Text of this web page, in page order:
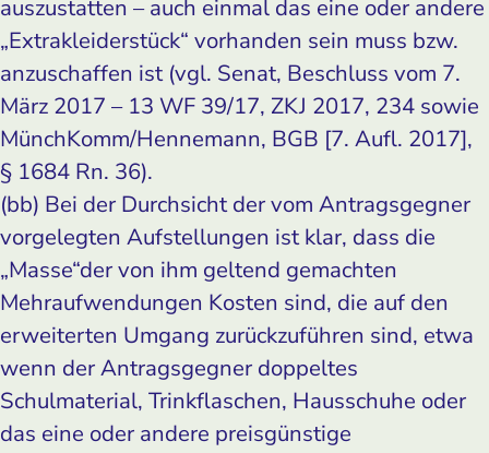
auszustatten – auch einmal das eine oder andere
„Extrakleiderstück“ vorhanden sein muss bzw.
anzuschaffen ist (vgl. Senat, Beschluss vom 7.
März 2017 – 13 WF 39/17, ZKJ 2017, 234 sowie
MünchKomm/Hennemann, BGB [7. Aufl. 2017],
§ 1684 Rn. 36).
(bb) Bei der Durchsicht der vom Antragsgegner
vorgelegten Aufstellungen ist klar, dass die
„Masse“der von ihm geltend gemachten
Mehraufwendungen Kosten sind, die auf den
erweiterten Umgang zurückzuführen sind, etwa
wenn der Antragsgegner doppeltes
Schulmaterial, Trinkflaschen, Hausschuhe oder
das eine oder andere preisgünstige